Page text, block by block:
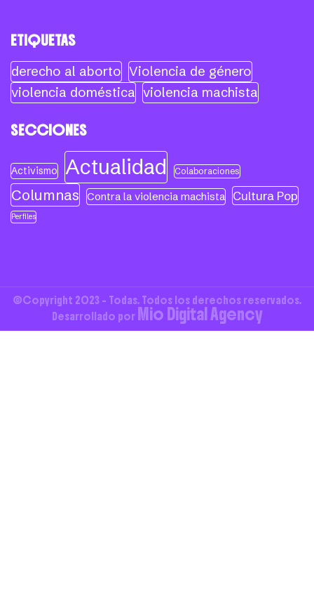
ETIQUETAS
derecho al aborto Violencia de género
violencia doméstica violencia machista
SECCIONES
Activismo Actualidad Colaboraciones
Columnas Contra la violencia machista Cultura Pop
Perfiles
©Copyright 2023 - Todas. Todos los derechos reservados.
Desarrollado por Mio Digital Agency